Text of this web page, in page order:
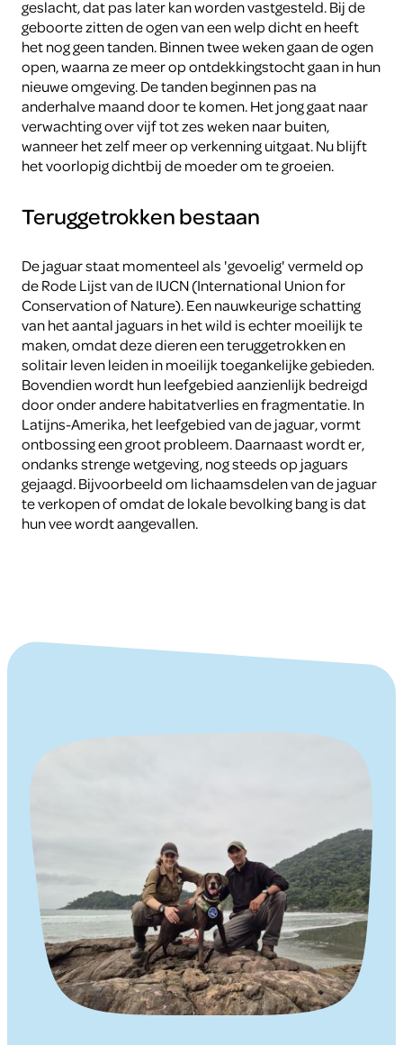
geslacht, dat pas later kan worden vastgesteld. Bij de
geboorte zitten de ogen van een welp dicht en heeft
het nog geen tanden. Binnen twee weken gaan de ogen
open, waarna ze meer op ontdekkingstocht gaan in hun
nieuwe omgeving. De tanden beginnen pas na
anderhalve maand door te komen. Het jong gaat naar
verwachting over vijf tot zes weken naar buiten,
wanneer het zelf meer op verkenning uitgaat. Nu blijft
het voorlopig dichtbij de moeder om te groeien.
Teruggetrokken bestaan
De jaguar staat momenteel als 'gevoelig' vermeld op
de Rode Lijst van de IUCN (International Union for
Conservation of Nature). Een nauwkeurige schatting
van het aantal jaguars in het wild is echter moeilijk te
maken, omdat deze dieren een teruggetrokken en
solitair leven leiden in moeilijk toegankelijke gebieden.
Bovendien wordt hun leefgebied aanzienlijk bedreigd
door onder andere habitatverlies en fragmentatie. In
Latijns-Amerika, het leefgebied van de jaguar, vormt
ontbossing een groot probleem. Daarnaast wordt er,
ondanks strenge wetgeving, nog steeds op jaguars
gejaagd. Bijvoorbeeld om lichaamsdelen van de jaguar
te verkopen of omdat de lokale bevolking bang is dat
hun vee wordt aangevallen.